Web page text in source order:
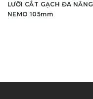
LƯỠI CẮT GẠCH ĐA NĂNG
NEMO 105mm